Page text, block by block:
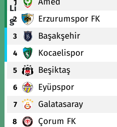
1
2 Erzurumspor FK
3 Başakşehir
4 Kocaelispor
5 Beşiktaş
6 Eyüpspor
7 Galatasaray
8 Çorum FK